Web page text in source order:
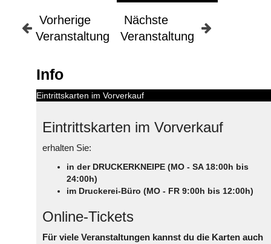
Vorherige
Veranstaltung
Nächste
Veranstaltung
Info
Eintrittskarten im Vorverkauf
Eintrittskarten im Vorverkauf
erhalten Sie:
in der DRUCKERKNEIPE (MO - SA 18:00h bis
24:00h)
im Druckerei-Büro (MO - FR 9:00h bis 12:00h)
Online-Tickets
Für viele Veranstaltungen kannst du die Karten auch